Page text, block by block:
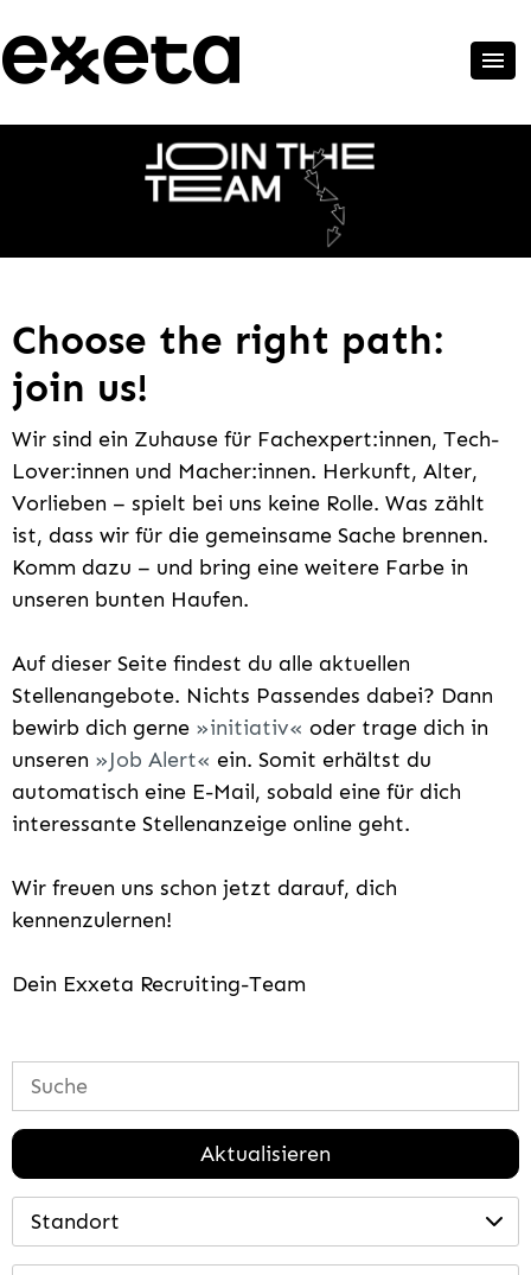
Choose the right path:
join us!
Wir sind ein Zuhause für Fachexpert:innen, Tech-
Lover:innen und Macher:innen. Herkunft, Alter,
Vorlieben – spielt bei uns keine Rolle. Was zählt
ist, dass wir für die gemeinsame Sache brennen.
Komm dazu – und bring eine weitere Farbe in
unseren bunten Haufen.
Auf dieser Seite findest du alle aktuellen
Stellenangebote. Nichts Passendes dabei? Dann
bewirb dich gerne
initiativ
oder trage dich in
unseren
Job Alert
ein. Somit erhältst du
automatisch eine E-Mail, sobald eine für dich
interessante Stellenanzeige online geht.
Wir freuen uns schon jetzt darauf, dich
kennenzulernen!
Dein Exxeta Recruiting-Team
Aktualisieren
Standort